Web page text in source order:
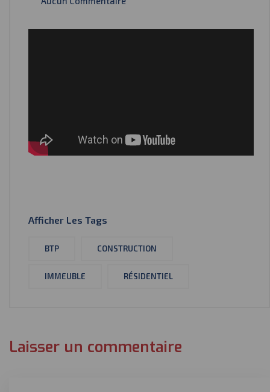
Afficher Les Tags
BTP CONSTRUCTION
IMMEUBLE RÉSIDENTIEL
Laisser un commentaire